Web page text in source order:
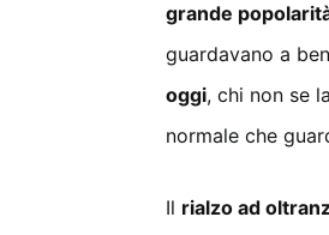
grande
guardavano a
oggi, chi non se
normale che
Il rialzo ad